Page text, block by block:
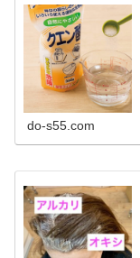
do-s55.com